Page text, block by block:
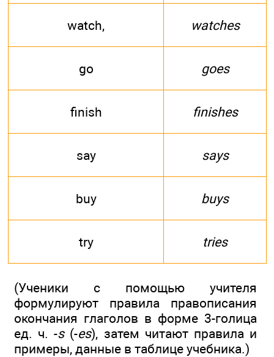
watch, watches
go goes
finish finishes
say says
buy buys
try tries
(Ученики с помощью учителя
формулируют правила правописания
окончания глаголов в форме 3-голица
ед. ч. -s(-es), затем читают правила и
примеры, данные в таблице учебника.)